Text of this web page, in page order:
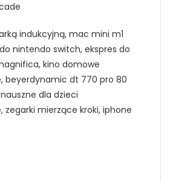
indukcyjną, mac mini m1
do nintendo switch, ekspres do
kino domowe
beyerdynamic dt 770 pro 80
dla dzieci
zegarki mierzące kroki, iphone